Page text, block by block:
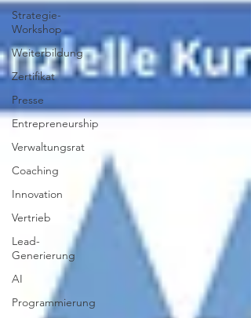
Strategie-
Workshop
Weiterbildung
Zertifikat
Presse
Entrepreneurship
Verwaltungsrat
Coaching
Innovation
Vertrieb
Lead-
Generierung
AI
Programmierung